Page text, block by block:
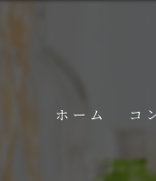
ホーム コ